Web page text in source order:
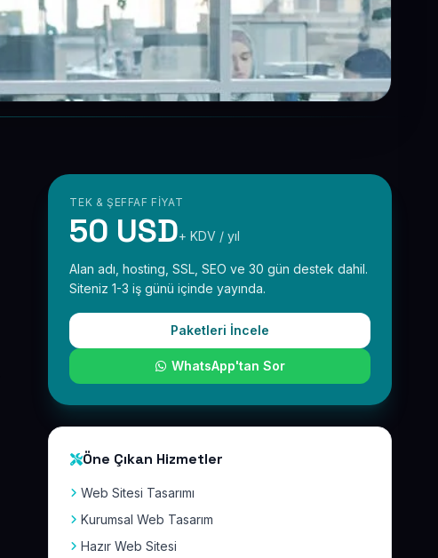
TEK & ŞEFFAF FIYAT
50 USD+ KDV / yıl
Alan adı, hosting, SSL, SEO ve 30 gün destek dahil.
Siteniz 1-3 iş günü içinde yayında.
Paketleri İncele
WhatsApp'tan Sor
Öne Çıkan Hizmetler
Web Sitesi Tasarımı
Kurumsal Web Tasarım
Hazır Web Sitesi